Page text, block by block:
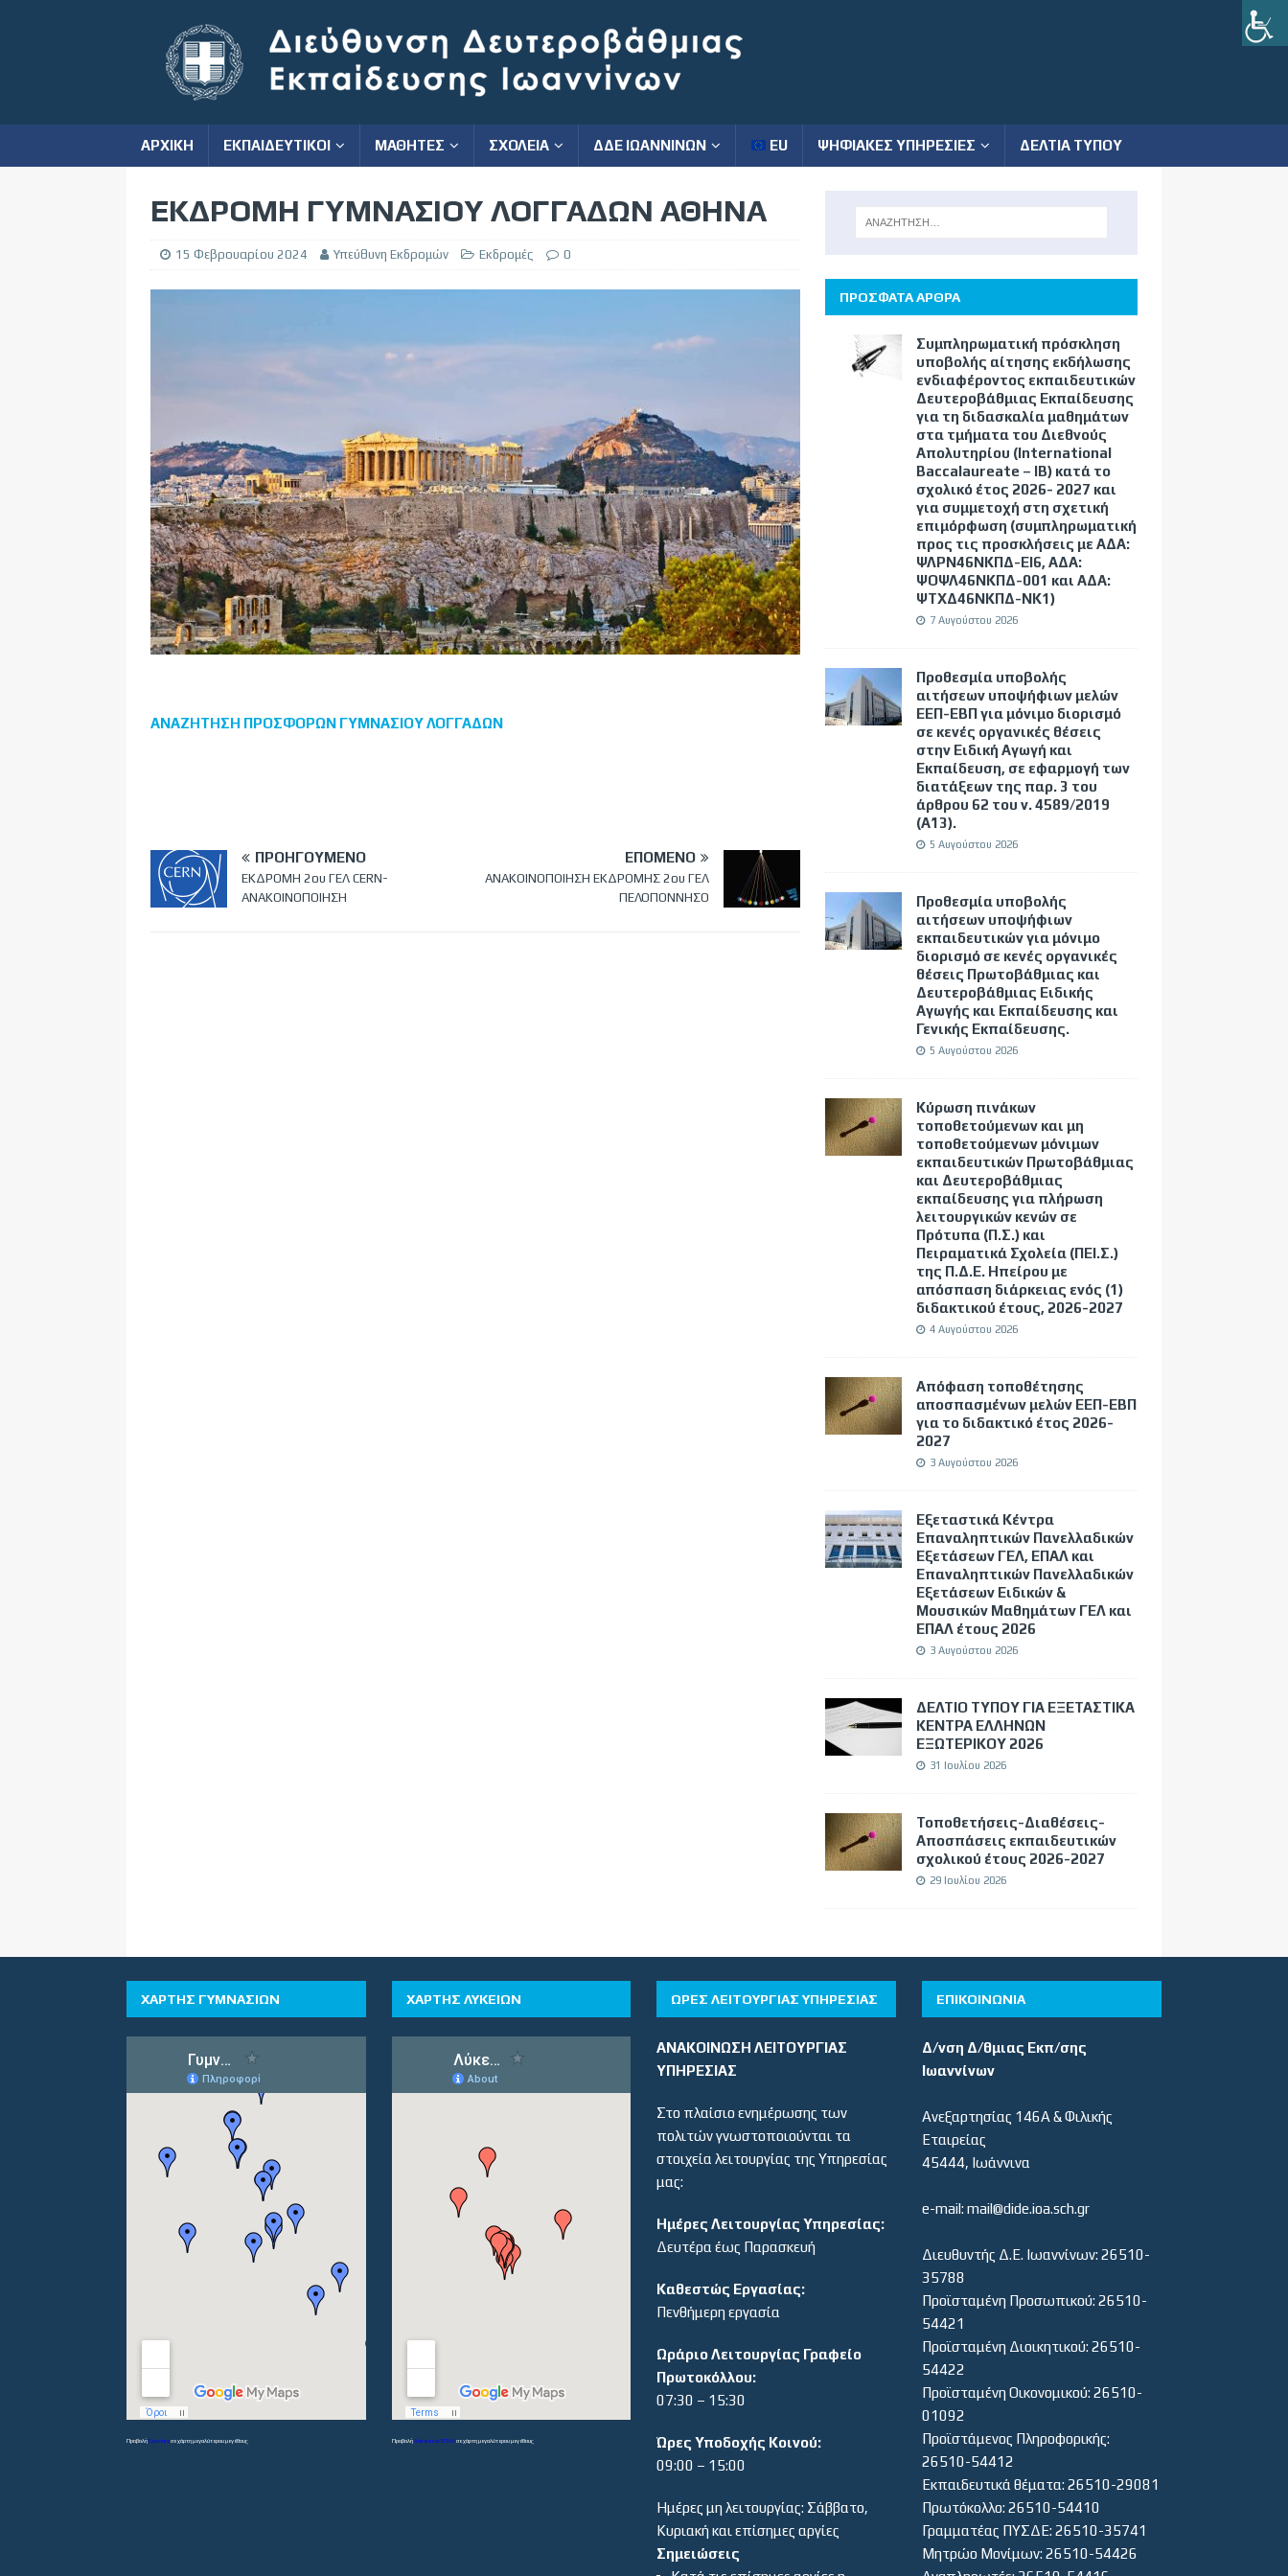
ΑΡΧΙΚΗ ΕΚΠΑΙΔΕΥΤΙΚΟΙ ΜΑΘΗΤΕΣ ΣΧΟΛΕΙΑ ΔΔΕ ΙΩΑΝΝΙΝΩΝ EU ΨΗΦΙΑΚΕΣ ΥΠΗΡΕΣΙΕΣ ΔΕΛΤΙΑ ΤΥΠΟΥ
ΕΚΔΡΟΜΗ ΓΥΜΝΑΣΙΟΥ ΛΟΓΓΑΔΩΝ ΑΘΗΝΑ
15 Φεβρουαρίου 2024 Υπεύθυνη Εκδρομών Εκδρομές 0
ΑΝΑΖΗΤΗΣΗ ΠΡΟΣΦΟΡΩΝ ΓΥΜΝΑΣΙΟΥ ΛΟΓΓΑΔΩΝ
ΠΡΟΗΓΟΎΜΕΝΟ
ΕΚΔΡΟΜΗ 2ου ΓΕΛ CERN-
ΑΝΑΚΟΙΝΟΠΟΙΗΣΗ
ΕΠΌΜΕΝΟ
ΑΝΑΚΟΙΝΟΠΟΙΗΣΗ ΕΚΔΡΟΜΗΣ 2ου ΓΕΛ
ΠΕΛΟΠΟΝΝΗΣΟ
ΠΡΟΣΦΑΤΑ ΑΡΘΡΑ
Συμπληρωματική πρόσκληση
υποβολής αίτησης εκδήλωσης
ενδιαφέροντος εκπαιδευτικών
Δευτεροβάθμιας Εκπαίδευσης
για τη διδασκαλία μαθημάτων
στα τμήματα του Διεθνούς
Απολυτηρίου (International
Baccalaureate – IB) κατά το
σχολικό έτος 2026- 2027 και
για συμμετοχή στη σχετική
επιμόρφωση (συμπληρωματική
προς τις προσκλήσεις με ΑΔΑ:
ΨΛΡΝ46ΝΚΠΔ-ΕΙ6, ΑΔΑ:
ΨΟΨΛ46ΝΚΠΔ-001 και ΑΔΑ:
ΨΤΧΔ46ΝΚΠΔ-ΝΚ1)
7 Αυγούστου 2026
Προθεσμία υποβολής
αιτήσεων υποψήφιων μελών
ΕΕΠ-ΕΒΠ για μόνιμο διορισμό
σε κενές οργανικές θέσεις
στην Ειδική Αγωγή και
Εκπαίδευση, σε εφαρμογή των
διατάξεων της παρ. 3 του
άρθρου 62 του ν. 4589/2019
(Α΄13).
5 Αυγούστου 2026
Προθεσμία υποβολής
αιτήσεων υποψήφιων
εκπαιδευτικών για μόνιμο
διορισμό σε κενές οργανικές
θέσεις Πρωτοβάθμιας και
Δευτεροβάθμιας Ειδικής
Αγωγής και Εκπαίδευσης και
Γενικής Εκπαίδευσης.
5 Αυγούστου 2026
Κύρωση πινάκων
τοποθετούμενων και μη
τοποθετούμενων μόνιμων
εκπαιδευτικών Πρωτοβάθμιας
και Δευτεροβάθμιας
εκπαίδευσης για πλήρωση
λειτουργικών κενών σε
Πρότυπα (Π.Σ.) και
Πειραματικά Σχολεία (ΠΕΙ.Σ.)
της Π.Δ.Ε. Ηπείρου με
απόσπαση διάρκειας ενός (1)
διδακτικού έτους, 2026-2027
4 Αυγούστου 2026
Απόφαση τοποθέτησης
αποσπασμένων μελών ΕΕΠ-ΕΒΠ
για το διδακτικό έτος 2026-
2027
3 Αυγούστου 2026
Εξεταστικά Κέντρα
Επαναληπτικών Πανελλαδικών
Εξετάσεων ΓΕΛ, ΕΠΑΛ και
Επαναληπτικών Πανελλαδικών
Εξετάσεων Ειδικών &
Μουσικών Μαθημάτων ΓΕΛ και
ΕΠΑΛ έτους 2026
3 Αυγούστου 2026
ΔΕΛΤΙΟ ΤΥΠΟΥ ΓΙΑ ΕΞΕΤΑΣΤΙΚΑ
ΚΕΝΤΡΑ ΕΛΛΗΝΩΝ
ΕΞΩΤΕΡΙΚΟΥ 2026
31 Ιουλίου 2026
Τοποθετήσεις-Διαθέσεις-
Αποσπάσεις εκπαιδευτικών
σχολικού έτους 2026-2027
29 Ιουλίου 2026
ΧΑΡΤΗΣ ΓΥΜΝΑΣΙΩΝ
ΠροβολήΓυμνάσιασε χάρτη μεγαλύτερου μεγέθους
ΧΑΡΤΗΣ ΛΥΚΕΙΩΝ
ΠροβολήΛύκεια και ΕΠΑΛσε χάρτη μεγαλύτερου μεγέθους
ΏΡΕΣ ΛΕΙΤΟΥΡΓΊΑΣ ΥΠΗΡΕΣΊΑΣ
ΑΝΑΚΟΙΝΩΣΗ ΛΕΙΤΟΥΡΓΙΑΣ
ΥΠΗΡΕΣΙΑΣ
Στο πλαίσιο ενημέρωσης των
πολιτών γνωστοποιούνται τα
στοιχεία λειτουργίας της Υπηρεσίας
μας:
Ημέρες Λειτουργίας Υπηρεσίας:
Δευτέρα έως Παρασκευή
Καθεστώς Εργασίας:
Πενθήμερη εργασία
Ωράριο Λειτουργίας Γραφείο
Πρωτοκόλλου:
07:30 – 15:30
Ώρες Υποδοχής Κοινού:
09:00 – 15:00
Ημέρες μη λειτουργίας: Σάββατο,
Κυριακή και επίσημες αργίες
Σημειώσεις
ΕΠΙΚΟΙΝΩΝΙΑ
Δ/νση Δ/θμιας Εκπ/σης
Ιωαννίνων
Ανεξαρτησίας 146Α & Φιλικής
Εταιρείας
45444, Ιωάννινα
e-mail: mail@dide.ioa.sch.gr
Διευθυντής Δ.Ε. Ιωαννίνων: 26510-
35788
Προϊσταμένη Προσωπικού: 26510-
54421
Προϊσταμένη Διοικητικού: 26510-
54422
Προϊσταμένη Οικονομικού: 26510-
01092
Προϊστάμενος Πληροφορικής:
26510-54412
Εκπαιδευτικά θέματα: 26510-29081
Πρωτόκολλο: 26510-54410
Γραμματέας ΠΥΣΔΕ: 26510-35741
Μητρώο Μονίμων: 26510-54426